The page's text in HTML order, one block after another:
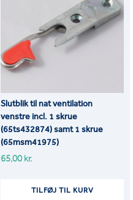
Slutblik til nat ventilation
venstre incl. 1 skrue
(65ts432874) samt 1 skrue
(65msm41975)
65,00kr.
TILFØJ TIL KURV